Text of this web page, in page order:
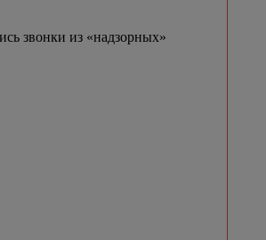
звонки из «надзорных»